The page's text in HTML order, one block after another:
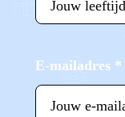
E-mailadres *